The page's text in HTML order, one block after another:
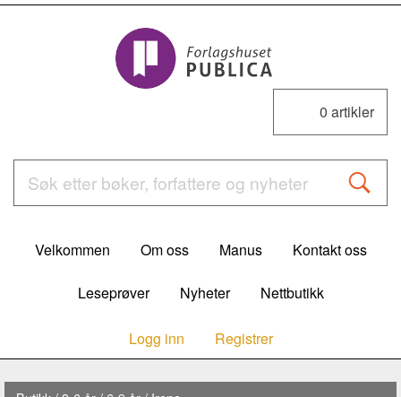
0 artikler
Velkommen Om oss Manus Kontakt oss
Leseprøver Nyheter Nettbutikk
Logg inn Registrer